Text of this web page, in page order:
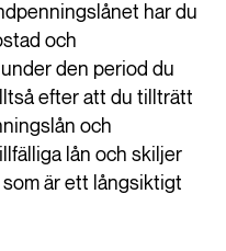
har du
och
den period du
efter att du tillträtt
och
lån och skiljer
är ett långsiktigt